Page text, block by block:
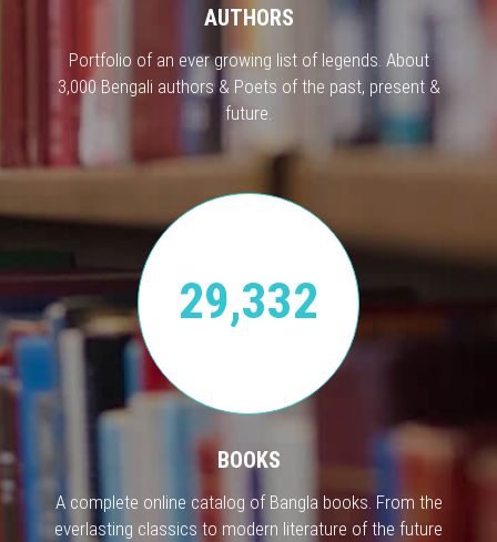
AUTHORS
Portfolio of an ever growing list of legends. About
3,000 Bengali authors & Poets of the past, present &
future.
29,332
BOOKS
A complete online catalog of Bangla books. From the
everlasting classics to modern literature of the future